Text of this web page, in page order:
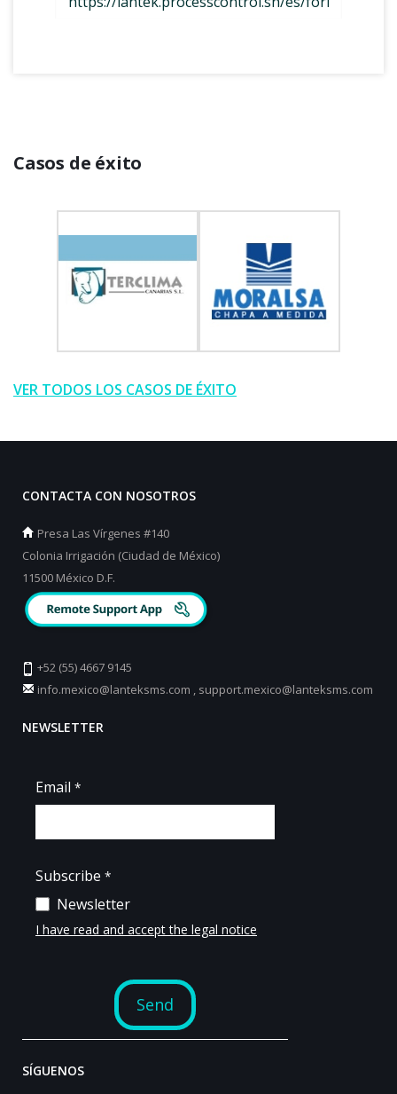
Casos de éxito
VER TODOS LOS CASOS DE ÉXITO
CONTACTA CON NOSOTROS
Presa Las Vírgenes #140
Colonia Irrigación (Ciudad de México)
11500 México D.F.
+52 (55) 4667 9145
info.mexico@lanteksms.com , support.mexico@lanteksms.com
NEWSLETTER
SÍGUENOS